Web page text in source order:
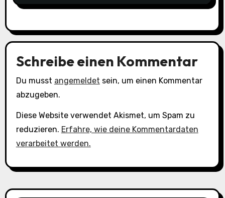
Schreibe einen Kommentar
Du musst angemeldet sein, um einen Kommentar
abzugeben.
Diese Website verwendet Akismet, um Spam zu
reduzieren. Erfahre, wie deine Kommentardaten
verarbeitet werden.